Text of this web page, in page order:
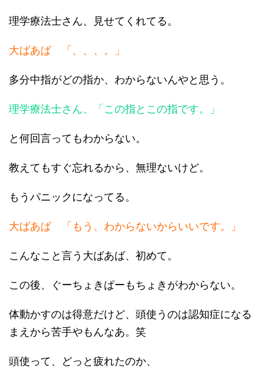
理学療法士さん、見せてくれてる。
大ばあば 「、、、。」
多分中指がどの指か、わからないんやと思う。
理学療法士さん、「この指とこの指です。」
と何回言ってもわからない。
教えてもすぐ忘れるから、無理ないけど。
もうパニックになってる。
大ばあば 「もう、わからないからいいです。」
こんなこと言う大ばあば、初めて。
この後、ぐーちょきぱーもちょきがわからない。
体動かすのは得意だけど、頭使うのは認知症になる
まえから苦手やもんなあ。笑
頭使って、どっと疲れたのか、